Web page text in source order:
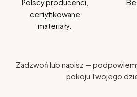
Polscy producenci,
certyfikowane
materiały.
Zadzwoń lub napisz —
pokoju Twojego